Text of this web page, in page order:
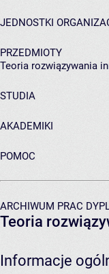
JEDNOSTKI
PRZEDMIOTY
Teoria rozwiązywania
STUDIA
AKADEMIKI
POMOC
ARCHIWUM PRAC
Teoria
Informacje